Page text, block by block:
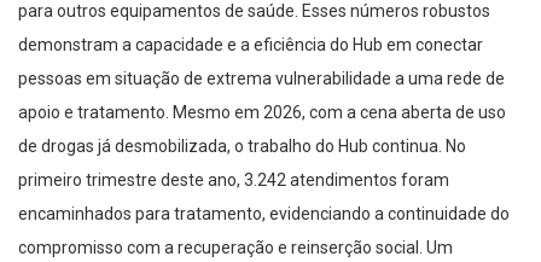
para outros equipamentos de saúde. Esses números robustos
demonstram a capacidade e a eficiência do Hub em conectar
pessoas em situação de extrema vulnerabilidade a uma rede de
apoio e tratamento. Mesmo em 2026, com a cena aberta de uso
de drogas já desmobilizada, o trabalho do Hub continua. No
primeiro trimestre deste ano, 3.242 atendimentos foram
encaminhados para tratamento, evidenciando a continuidade do
compromisso com a recuperação e reinserção social. Um